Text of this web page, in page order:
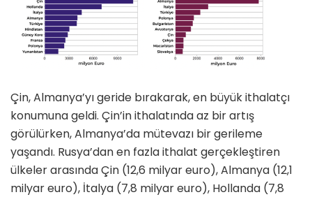
Çin, Almanya’yı geride bırakarak, en büyük ithalatçı
konumuna geldi. Çin’in ithalatında az bir artış
görülürken, Almanya’da mütevazı bir gerileme
yaşandı. Rusya’dan en fazla ithalat gerçekleştiren
ülkeler arasında Çin (12,6 milyar euro), Almanya (12,1
milyar euro), İtalya (7,8 milyar euro), Hollanda (7,8